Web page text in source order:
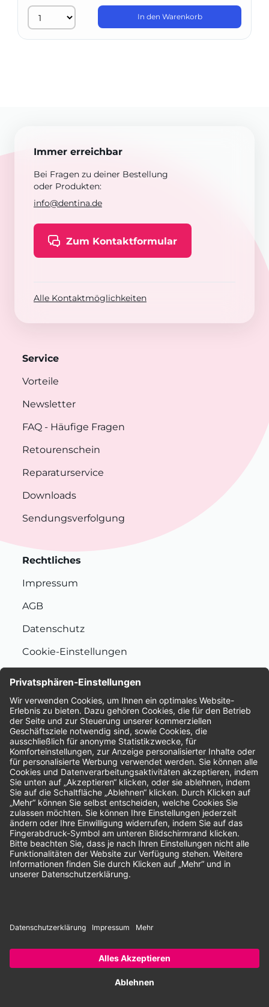
In den Warenkorb
Immer erreichbar
Bei Fragen zu deiner Bestellung
oder Produkten:
info@dentina.de
Zum Kontaktformular
Alle Kontaktmöglichkeiten
Service
Vorteile
Newsletter
FAQ - Häufige Fragen
Retourenschein
Reparaturservice
Downloads
Sendungsverfolgung
Rechtliches
Impressum
AGB
Datenschutz
Cookie-Einstellungen
Bewertungen
Unsere Zahlungsarten:
Rechnung SEPA-Lastschrift Vorkasse